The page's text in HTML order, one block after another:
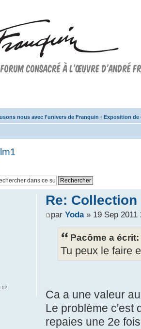
nous avec l'univers de Franquin ‹ Exposition de
Re: Collection
par Yoda» 19 Sep 2011
Pacôme a écrit:
Tu peux le faire
Ca a une valeur
Le problème c'est
repaies une 2e